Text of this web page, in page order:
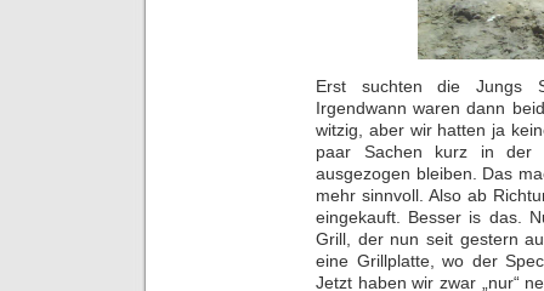
Erst suchten die Jungs
Irgendwann waren dann
witzig, aber wir hatten ja
paar Sachen kurz in der
ausgezogen bleiben. Das
mehr sinnvoll. Also ab
eingekauft. Besser is das.
Grill, der nun seit gestern
eine Grillplatte, wo der
Jetzt haben wir zwar „nur“